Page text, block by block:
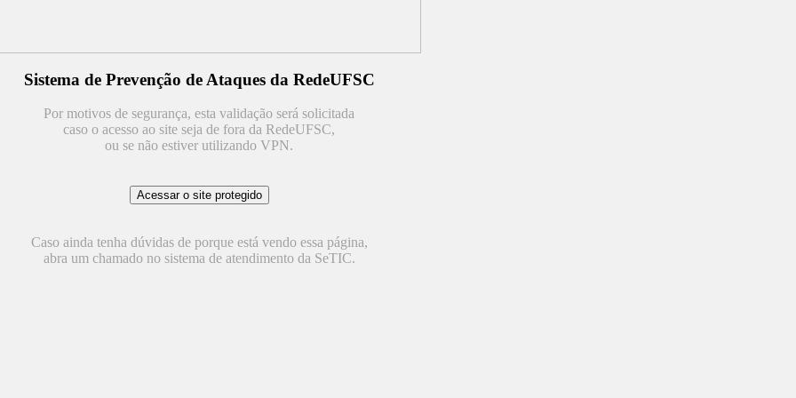
Sistema de Prevenção de Ataques da RedeUFSC
Por motivos de segurança, esta validação será solicitada
caso o acesso ao site seja de fora da RedeUFSC,
ou se não estiver utilizando VPN.
Caso ainda tenha dúvidas de porque está vendo essa página,
abra um chamado no sistema de atendimento da SeTIC.